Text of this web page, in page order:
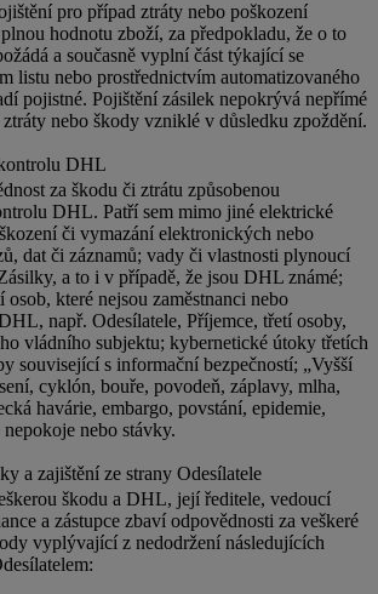
pro případ ztráty nebo poškození
hodnotu zboží, za předpokladu, že o to
a současně vyplní část týkající se
listu nebo prostřednictvím automatizovaného
pojistné. Pojištění zásilek nepokrývá nepřímé
nebo škody vzniklé v důsledku zpoždění.
DHL
za škodu či ztrátu způsobenou
DHL. Patří sem mimo jiné elektrické
či vymazání elektronických nebo
dat či záznamů; vady či vlastnosti plynoucí
a to i v případě, že jsou DHL známé;
které nejsou zaměstnanci nebo
např. Odesílatele, Příjemce, třetí osoby,
vládního subjektu; kybernetické útoky třetích
související s informační bezpečností; „Vyšší
cyklón, bouře, povodeň, záplavy, mlha,
havárie, embargo, povstání, epidemie,
nebo stávky.
a zajištění ze strany Odesílatele
škodu a DHL, její ředitele, vedoucí
a zástupce zbaví odpovědnosti za veškeré
vyplývající z nedodržení následujících